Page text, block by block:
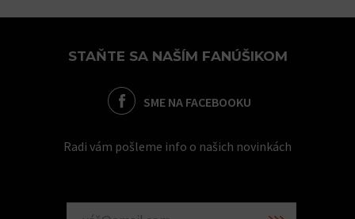
STAŇTE SA NAŠÍM FANÚŠIKOM
SME NA FACEBOOKU
Radi vám pošleme info o našich novinkách